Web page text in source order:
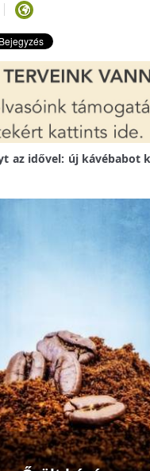
az idővel: új kávébabot